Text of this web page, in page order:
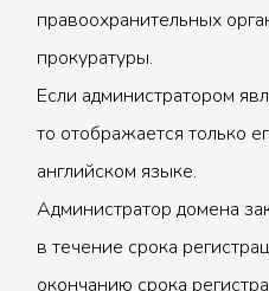
правоохранительных
прокуратуры.
Если администратором
то отображается только
английском языке.
Администратор домена
в течение срока
окончанию срока